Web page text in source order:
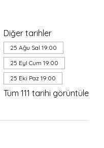
Diğer tarihler
25 Ağu Sal 19:00
25 Eyl Cum 19:00
25 Eki Paz 19:00
Tüm 111 tarihi görüntüle